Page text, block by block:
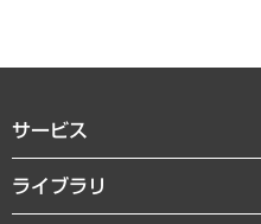
サービス
経営戦略
組織・人事戦略
ライブラリ